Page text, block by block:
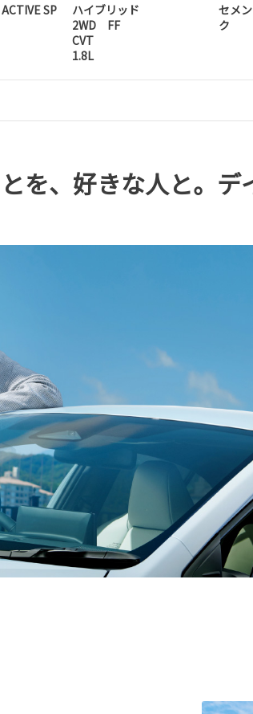
SP
ハイブリッド
2WD FF
CVT
1.8L
セメ
ク
を、好きな人と。デ